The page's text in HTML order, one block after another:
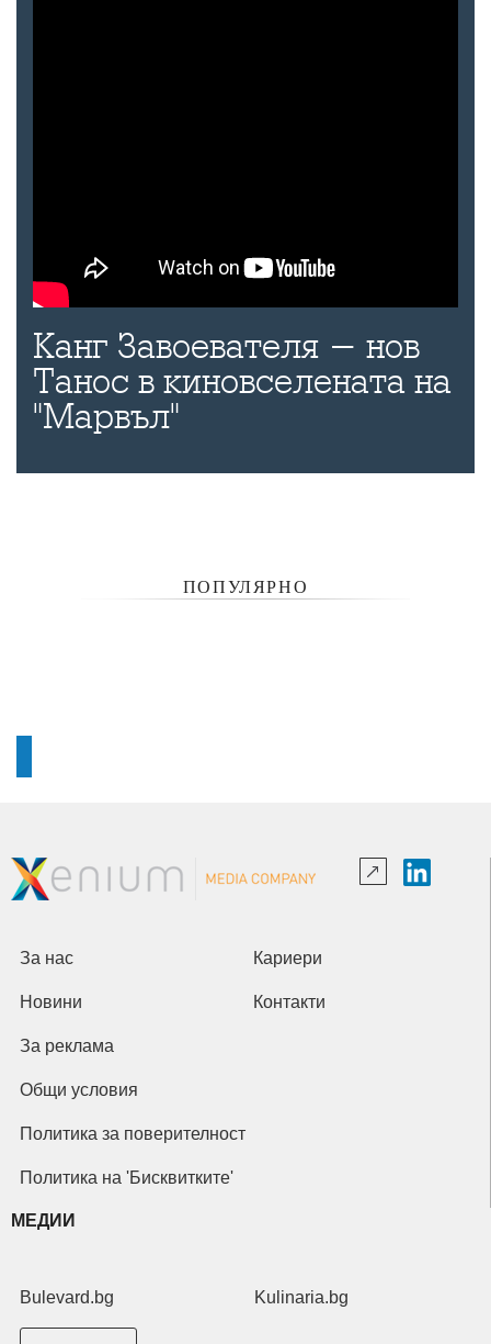
Канг Завоевателя - нов
Танос в киновселената на
"Марвъл"
ПОПУЛЯРНО
За нас Кариери
Новини Контакти
За реклама
Общи условия
Политика за поверителност
Политика на 'Бисквитките'
МЕДИИ
Bulevard.bg Kulinaria.bg